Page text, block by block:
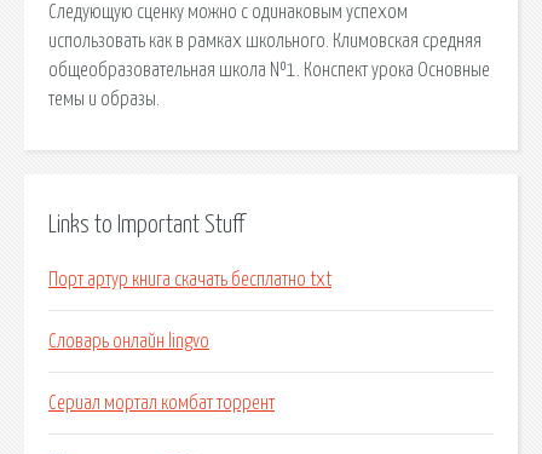
Следующую сценку можно с одинаковым успехом
использовать как в рамках школьного. Климовская средняя
общеобразовательная школа №1. Конспект урока Основные
темы и образы.
Links to Important Stuff
Порт артур книга скачать бесплатно txt
Словарь онлайн lingvo
Сериал мортал комбат торрент